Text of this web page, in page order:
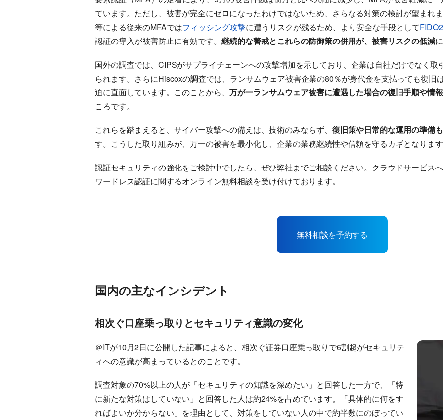
ています。ただし、被害が完全にゼロになったわけではないため、さらなる対策の検討が望まれ
等による従来のMFAではフィッシング攻撃に遭うリスクが残るため、より安全な手段として
認証の導入が被害防止に有効です。 継続的な警戒とこれらの防御策の併用が、被害リスクの低減
国外の調査では、CIPSがサプライチェーンへの攻撃増加を示しており、企業は自社だけでなく
られます。さらにHiscoxの調査では、ランサムウェア被害企業の80％が身代金を支払っても復旧
迫に直面しています。このことから、 万が一ランサムウェア被害に遭遇した場合の復旧手順や情
ころです。
これらを踏まえると、サイバー攻撃への備えは、技術のみならず、 復旧策や日常的な運用の準備
す。こうした取り組みが、万一の被害を最小化し、企業の業務継続性や信頼を守るカギとなりま
認証セキュリティの強化をご検討中でしたら、ぜひ弊社までご相談ください。クラウドサービス
ワードレス認証に関するオンライン無料相談を受け付けております。
無料相談を予約する
国内の主なインシデント
相次ぐ口座乗っ取りとセキュリティ意識の変化
＠ITが10月2日に公開した記事によると、相次ぐ証券口座乗っ取りで6割超がセキュリテ
ィへの意識が高まっているとのことです。
調査対象の70%以上の人が「セキュリティの知識を深めたい」と回答した一方で、「特
に新たな対策はしていない」と回答した人は約24%を占めています。「具体的に何をす
ればよいか分からない」を理由として、対策をしていない人の中で約半数にのぼってい